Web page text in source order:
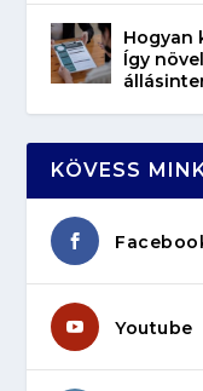
Hogyan
Így
KÖVESS
Youtube